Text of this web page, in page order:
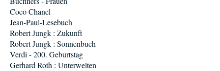
Coco Chanel
Jean-Paul-Lesebuch
Robert Jungk : Zukunft
Robert Jungk : Sonnenbuch
Verdi - 200. Geburtstag
Gerhard Roth : Unterwelten